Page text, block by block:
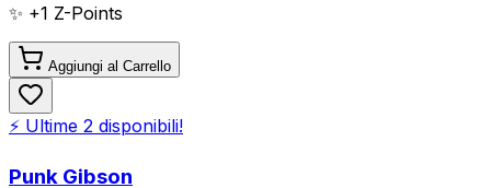
✨ +1 Z-Points
Aggiungi al Carrello
⚡ Ultime 2 disponibili!
Punk Gibson